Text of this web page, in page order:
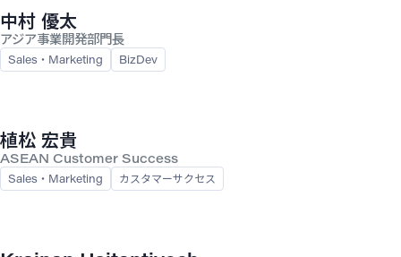
中村 優太
アジア事業開発部門長
Sales・Marketing BizDev
植松 宏貴
ASEAN Customer Success
Sales・Marketing カスタマーサクセス